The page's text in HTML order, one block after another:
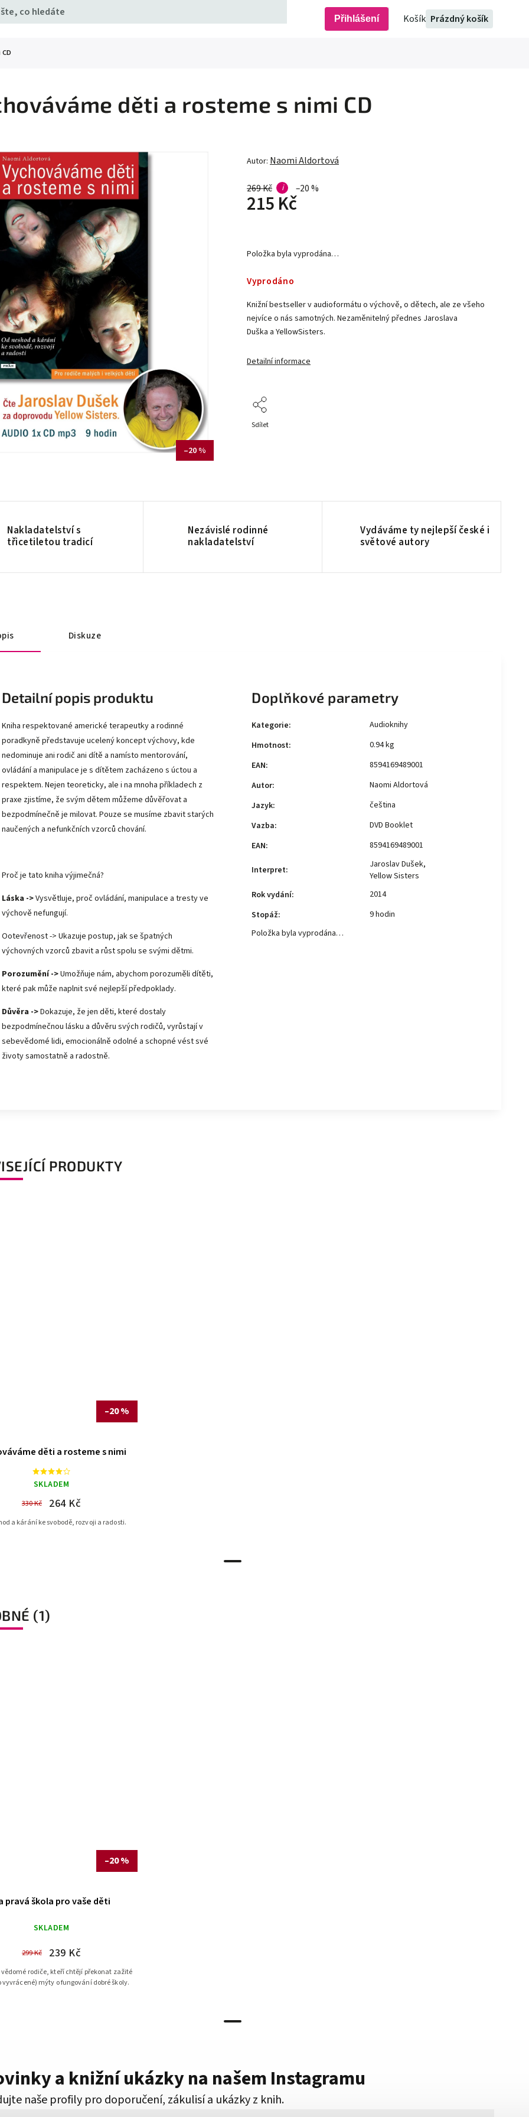
Prázdný košík
Přihlášení
CD
děti a rosteme s nimi CD
–20 %
Autor: Naomi Aldortová
269 Kč i –20 %
215 Kč
Vyprodáno
Položka byla vyprodána…
Knižní bestseller v audioformátu o výchově, o dětech, ale ze všeho
nejvíce o nás samotných. Nezaměnitelný přednes Jaroslava
Duška a YellowSisters.
Detailní informace
Sdílet
Nakladatelství s
třicetiletou tradicí
Nezávislé rodinné
nakladatelství
Vydáváme ty nejlepší české i
světové autory
Diskuze
Detailní popis produktu
Kniha respektované americké terapeutky a rodinné
poradkyně představuje ucelený koncept výchovy, kde
nedominuje ani rodič ani dítě a namísto mentorování,
ovládání a manipulace je s dítětem zacházeno s úctou a
respektem. Nejen teoreticky, ale i na mnoha příkladech z
praxe zjistíme, že svým dětem můžeme důvěřovat a
bezpodmínečně je milovat. Pouze se musíme zbavit starých
naučených a nefunkčních vzorců chování.
Proč je tato kniha výjimečná?
Láska ->Vysvětluje, proč ovládání, manipulace a tresty ve
výchově nefungují.
Ootevřenost -> Ukazuje postup, jak se špatných
výchovných vzorců zbavit a růst spolu se svými dětmi.
Porozumění ->Umožňuje nám, abychom porozuměli dítěti,
které pak může naplnit své nejlepší předpoklady.
Důvěra ->Dokazuje, že jen děti, které dostaly
bezpodmínečnou lásku a důvěru svých rodičů, vyrůstají v
sebevědomé lidi, emocionálně odolné a schopné vést své
životy samostatně a radostně.
Doplňkové parametry
Kategorie:
Audioknihy
Hmotnost:
0.94 kg
EAN:
8594169489001
Autor:
Naomi Aldortová
Jazyk:
čeština
Vazba:
DVD Booklet
EAN: 8594169489001
Interpret:
Jaroslav Dušek,
Yellow Sisters
Rok vydání:
2014
Stopáž:
9 hodin
Položka byla vyprodána…
PRODUKTY
–20 %
děti a rosteme s nimi
SKLADEM
330 Kč 264 Kč
a kárání ke svobodě, rozvoji a radosti.
(1)
–20 %
pravá škola pro vaše děti
SKLADEM
299 Kč 239 Kč
rodiče, kteří chtějí překonat zažité
vyvrácené) mýty o fungování dobré školy.
a knižní ukázky na našem Instagramu
naše profily pro doporučení, zákulisí a ukázky z knih.